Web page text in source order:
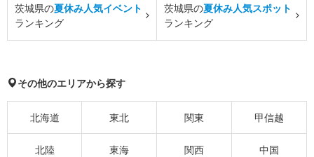
茨城県の夏休み人気イベント
ランキング
茨城県の夏休み人気スポット
ランキング
その他のエリアから探す
北海道 東北 関東 甲信越
北陸 東海 関西 中国